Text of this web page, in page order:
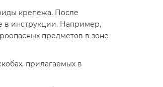
крепежа. После
в инструкции. Например,
предметов в зоне
прилагаемых в